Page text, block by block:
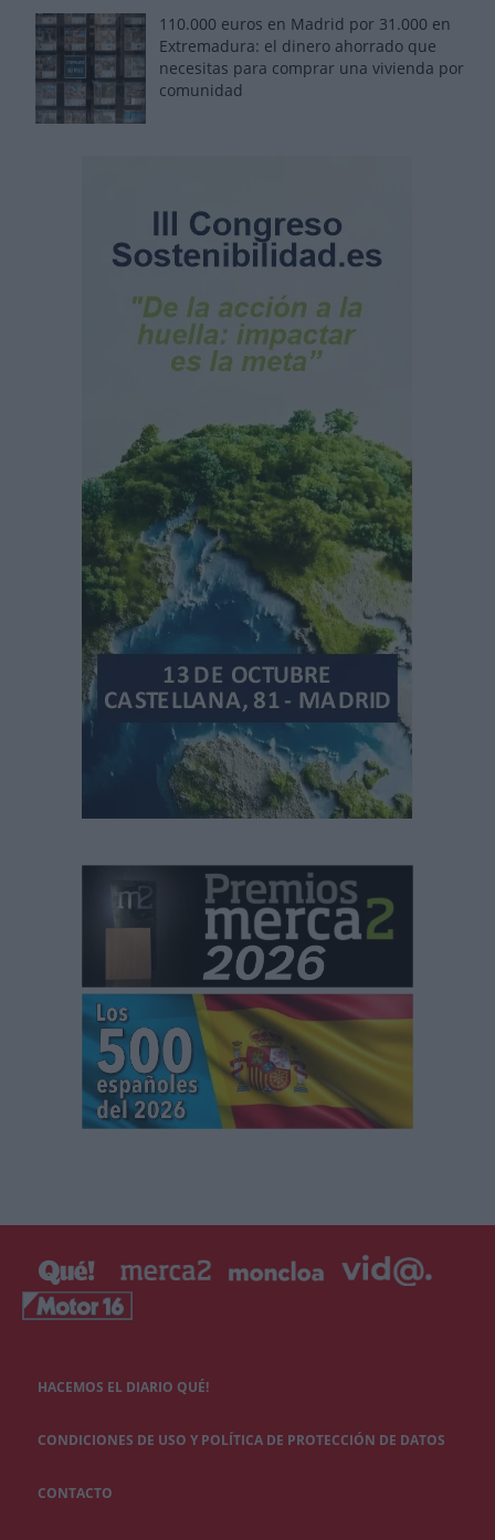
110.000 euros en Madrid por 31.000 en
Extremadura: el dinero ahorrado que
necesitas para comprar una vivienda por
comunidad
HACEMOS EL DIARIO QUÉ!
CONDICIONES DE USO Y POLÍTICA DE PROTECCIÓN DE DATOS
CONTACTO